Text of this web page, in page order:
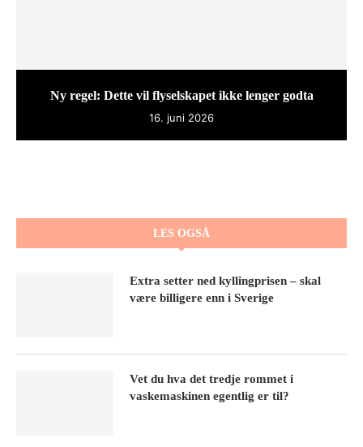
Ny regel: Dette vil flyselskapet ikke lenger godta
16. juni 2026
LES OGSÅ
Extra setter ned kyllingprisen – skal
være billigere enn i Sverige
Vet du hva det tredje rommet i
vaskemaskinen egentlig er til?